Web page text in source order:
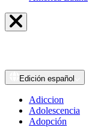
Edición español
Adiccion
Adolescencia
Adopción